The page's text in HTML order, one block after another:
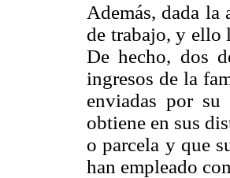
Además, dada
de trabajo, y ello
De hecho, dos
ingresos de la
enviadas por
obtiene en sus
o parcela y que
han empleado